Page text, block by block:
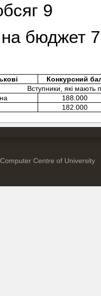
9
бюджет 7
Конкурсний
Вступники, які мають
188.000
182.000
Centre of University